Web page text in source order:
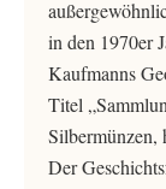
in den 1970er
Kaufmanns
Titel
Silbermünzen,
Der